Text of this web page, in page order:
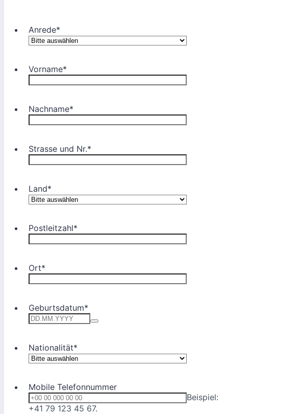
Anrede*
Vorname*
Nachname*
Strasse und Nr.*
Land*
Postleitzahl*
Ort*
Geburtsdatum*
Nationalität*
Mobile Telefonnummer
Beispiel:
+41 79 123 45 67.